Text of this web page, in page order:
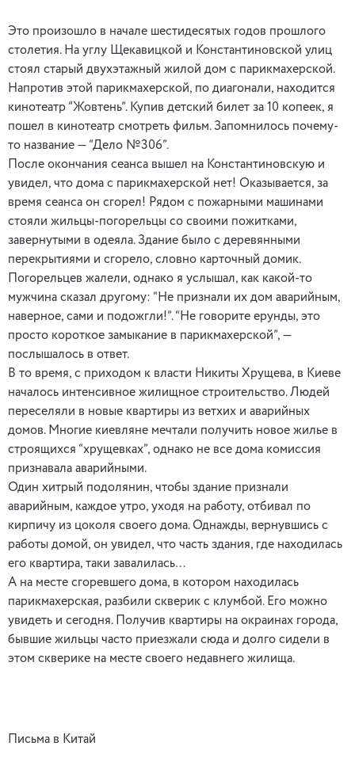
Это произошло в начале шестидесятых годов прошлого
столетия. На углу Щекавицкой и Константиновской улиц
стоял старый двухэтажный жилой дом с парикмахерской.
Напротив этой парикмахерской, по диагонали, находится
кинотеатр “Жовтень”. Купив детский билет за 10 копеек, я
пошел в кинотеатр смотреть фильм. Запомнилось почему-
то название — “Дело №306”.
После окончания сеанса вышел на Константиновскую и
увидел, что дома с парикмахерской нет! Оказывается, за
время сеанса он сгорел! Рядом с пожарными машинами
стояли жильцы-погорельцы со своими пожитками,
завернутыми в одеяла. Здание было с деревянными
перекрытиями и сгорело, словно карточный домик.
Погорельцев жалели, однако я услышал, как какой-то
мужчина сказал другому: “Не признали их дом аварийным,
наверное, сами и подожгли!”. “Не говорите ерунды, это
просто короткое замыкание в парикмахерской”, —
послышалось в ответ.
В то время, с приходом к власти Никиты Хрущева, в Киеве
началось интенсивное жилищное строительство. Людей
переселяли в новые квартиры из ветхих и аварийных
домов. Многие киевляне мечтали получить новое жилье в
строящихся “хрущевках”, однако не все дома комиссия
признавала аварийными.
Один хитрый подолянин, чтобы здание признали
аварийным, каждое утро, уходя на работу, отбивал по
кирпичу из цоколя своего дома. Однажды, вернувшись с
работы домой, он увидел, что часть здания, где находилась
его квартира, таки завалилась…
А на месте сгоревшего дома, в котором находилась
парикмахерская, разбили скверик с клумбой. Его можно
увидеть и сегодня. Получив квартиры на окраинах города,
бывшие жильцы часто приезжали сюда и долго сидели в
этом скверике на месте своего недавнего жилища.
Письма в Китай